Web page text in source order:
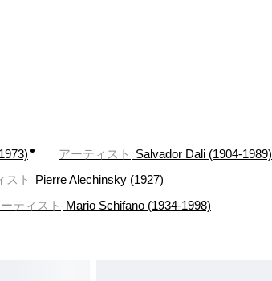
アーティスト Salvador Dali (1904-1989)
スト
Pierre Alechinsky (1927)
ティスト Mario Schifano (1934-1998)